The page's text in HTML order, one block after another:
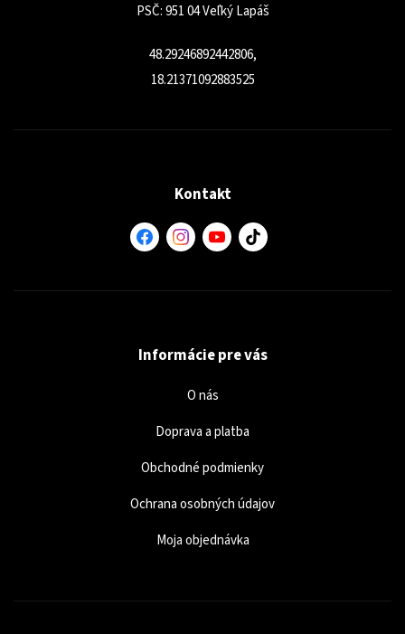
PSČ: 951 04 Veľký Lapáš
48.29246892442806,
18.21371092883525
Kontakt
Informácie pre vás
O nás
Doprava a platba
Obchodné podmienky
Ochrana osobných údajov
Moja objednávka